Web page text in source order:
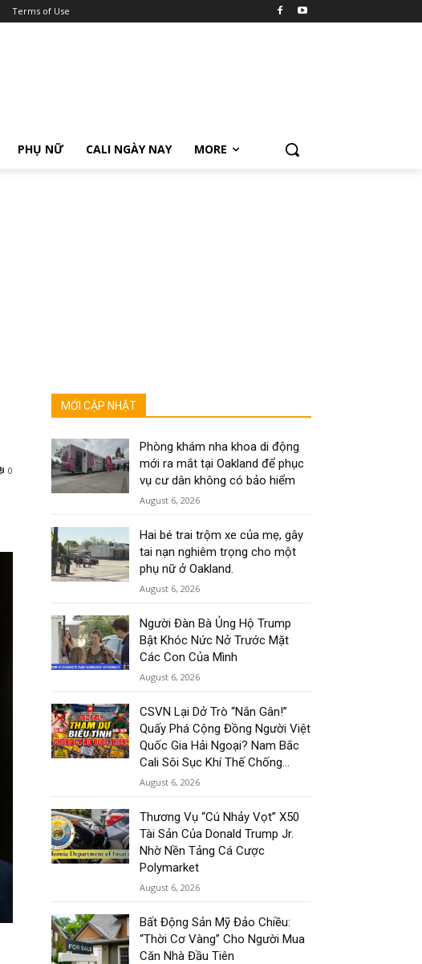
Terms of Use
PHỤ NỮ CALI NGÀY NAY MORE
0
MỚI CẬP NHẬT
Phòng khám nha khoa di động
mới ra mắt tại Oakland để phục
vụ cư dân không có bảo hiểm
August 6, 2026
Hai bé trai trộm xe của mẹ, gây
tai nạn nghiêm trọng cho một
phụ nữ ở Oakland.
August 6, 2026
Người Đàn Bà Ủng Hộ Trump
Bật Khóc Nức Nở Trước Mặt
Các Con Của Mình
August 6, 2026
CSVN Lại Dở Trò “Nắn Gân!”
Quấy Phá Cộng Đồng Người Việt
Quốc Gia Hải Ngoại? Nam Bắc
Cali Sôi Sục Khí Thế Chống...
August 6, 2026
Thương Vụ “Cú Nhảy Vọt” X50
Tài Sản Của Donald Trump Jr.
Nhờ Nền Tảng Cá Cược
Polymarket
August 6, 2026
Bất Động Sản Mỹ Đảo Chiều:
“Thời Cơ Vàng” Cho Người Mua
Căn Nhà Đầu Tiên